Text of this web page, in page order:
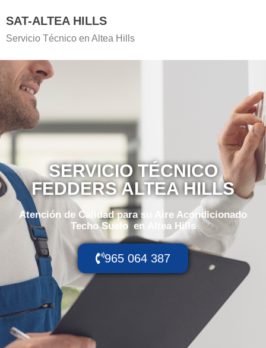
SAT-ALTEA HILLS
Servicio Técnico en Altea Hills
SERVICIO TÉCNICO
FEDDERS ALTEA HILLS
Atención de Calidad para su Aire Acondicionado
Techo Suelo en Altea Hills
965 064 387